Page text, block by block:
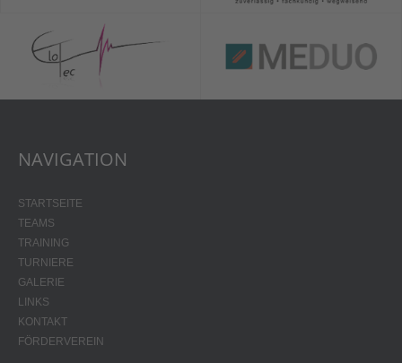
NAVIGATION
STARTSEITE
TEAMS
TRAINING
TURNIERE
GALERIE
LINKS
KONTAKT
FÖRDERVEREIN